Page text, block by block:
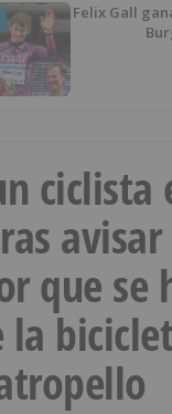
Felix Gall
ciclista
que se
la